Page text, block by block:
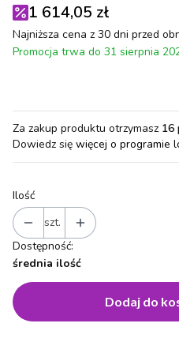
1 614,05 zł
Najniższa cena z 30 dni przed
Promocja trwa do 31 sierpnia
Za zakup produktu otrzymasz 16
Dowiedz się więcej o programie
Ilość
szt.
Dostępność:
średnia ilość
Dodaj do